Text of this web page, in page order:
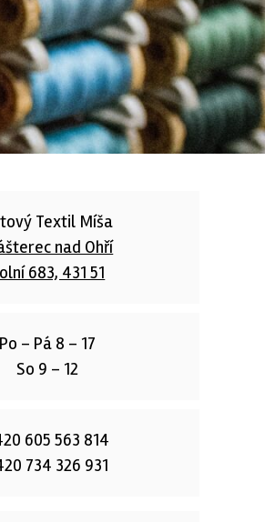
Textil Míša
nad Ohří
683, 431 51
Po – Pá 8 – 17
So 9 – 12
605 563 814
734 326 931